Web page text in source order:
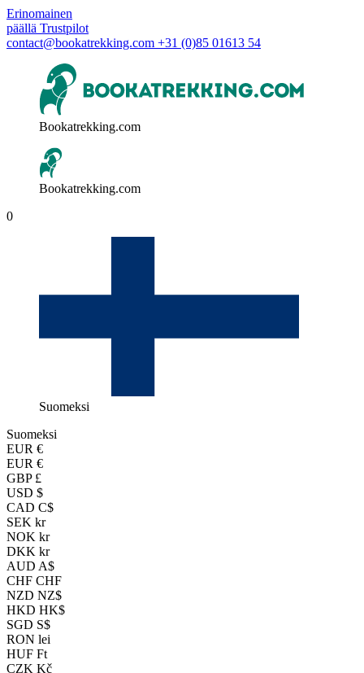
Erinomainen
päällä Trustpilot
contact@bookatrekking.com +31 (0)85 01613 54
Bookatrekking.com
Bookatrekking.com
0
Suomeksi
Suomeksi
EUR €
EUR €
GBP £
USD $
CAD C$
SEK kr
NOK kr
DKK kr
AUD A$
CHF CHF
NZD NZ$
HKD HK$
SGD S$
RON lei
HUF Ft
CZK Kč